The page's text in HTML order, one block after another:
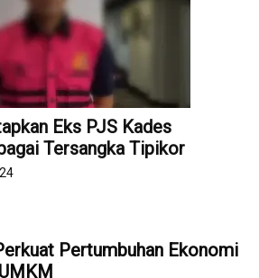
Eks PJS Kades
Tersangka Tipikor
Pertumbuhan Ekonomi